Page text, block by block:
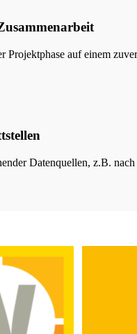
Projektphase auf einem
Datenquellen, z.B.